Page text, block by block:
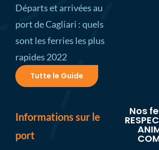
Départs et arrivées au
port de Cagliari : quels
sont les ferries les plus
rapides 2022
Tutte le Guide
Informations sur le
port
Nos